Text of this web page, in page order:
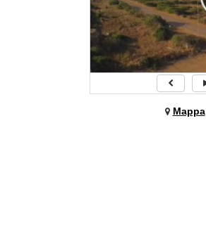
Mappa